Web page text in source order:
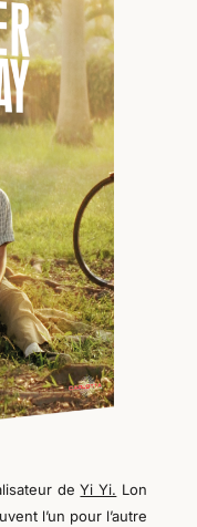
deYi Yi. Lon
l’un pour l’autre